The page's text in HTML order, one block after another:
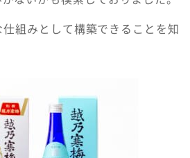
組みとして構築できることを知